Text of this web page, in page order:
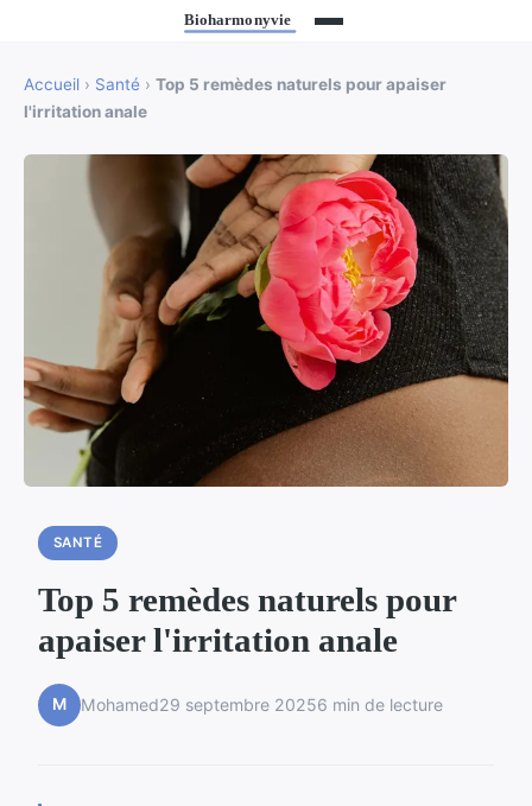
Accueil › Santé › Top 5 remèdes naturels pour apaiser
l'irritation anale
SANTÉ
Top 5 remèdes naturels pour
apaiser l'irritation anale
M Mohamed29 septembre 20256 min de lecture